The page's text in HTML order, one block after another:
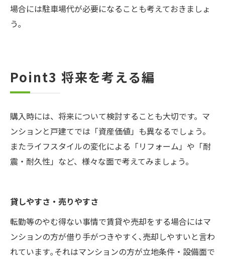
場合には駐車場代が必要になることも考えておきましょ
う｡
Point3 将来を考える編
購入時には、将来について検討することも大切です。マ
ンションと戸建てでは「資産価値」も異なるでしょう。
またライフスタイルの変化による「リフォーム」や「耐
震・耐久性」など、様々な面で考えてみましょう。
貸しやすさ・売りやすさ
転勤等のやむ得ない事情で賃貸や売却をする場合にはマ
ンションの方が借り手がつきやすく､売却しやすいと言わ
れています｡それはマンションの方が立地条件・設備面で